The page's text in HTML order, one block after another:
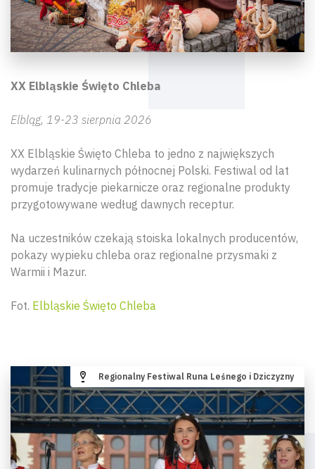
XX Elbląskie Święto Chleba
Elbląg, 19-23 sierpnia 2026
XX Elbląskie Święto Chleba to jedno z największych
wydarzeń kulinarnych północnej Polski. Festiwal od lat
promuje tradycje piekarnicze oraz regionalne produkty
przygotowywane według dawnych receptur.
Na uczestników czekają stoiska lokalnych producentów,
pokazy wypieku chleba oraz regionalne przysmaki z
Warmii i Mazur.
Fot. Elbląskie Święto Chleba
Regionalny Festiwal Runa Leśnego i Dziczyzny